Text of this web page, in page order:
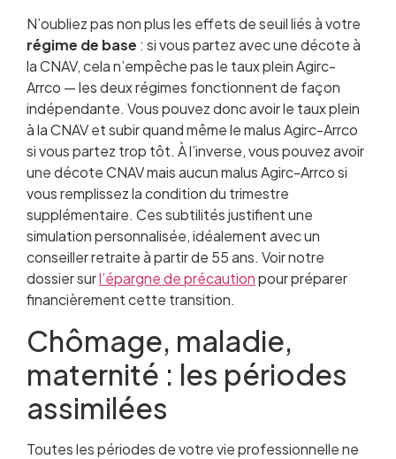
N’oubliez pas non plus les effets de seuil liés à votre
régime de base : si vous partez avec une décote à
la CNAV, cela n’empêche pas le taux plein Agirc-
Arrco — les deux régimes fonctionnent de façon
indépendante. Vous pouvez donc avoir le taux plein
à la CNAV et subir quand même le malus Agirc-Arrco
si vous partez trop tôt. À l’inverse, vous pouvez avoir
une décote CNAV mais aucun malus Agirc-Arrco si
vous remplissez la condition du trimestre
supplémentaire. Ces subtilités justifient une
simulation personnalisée, idéalement avec un
conseiller retraite à partir de 55 ans. Voir notre
dossier surl’épargne de précautionpour préparer
financièrement cette transition.
Chômage, maladie,
maternité : les périodes
assimilées
Toutes les périodes de votre vie professionnelle ne